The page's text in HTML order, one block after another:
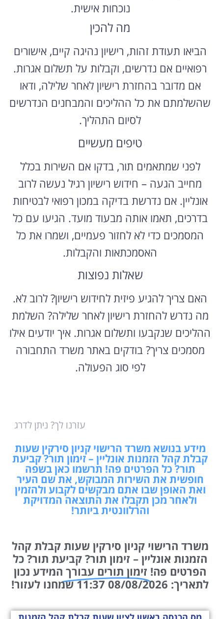
נוכחות אישית.
מה להכין
הביאו תעודת זהות, רישיון נהיגה קיים, אישורים
רפואיים אם נדרשים, וקבלות על תשלום אגרות.
אם מדובר בהחזרת רישיון לאחר שלילה, ודאו
שהשלמתם את כל ההליכים והמבחנים הנדרשים
לסיום התהליך.
טיפים מעשיים
לפני שמתאמים תור, בדקו אם השירות בכלל
מחייב הגעה – חידוש רישיון רגיל נעשה לרוב
אונליין. אם נדרשת בדיקה במכון רפואי לבטיחות
בדרכים, תאמו אותה מבעוד מועד. הגיעו עם כל
המסמכים כדי לא לחזור פעמיים, ושמרו את כל
האסמכתאות והקבלות.
שאלות נפוצות
האם צריך להגיע פיזית לחידוש רישיון? לרוב לא.
מה נדרש להחזרת רישיון לאחר שלילה? השלמת
ההליכים שנקבעו ותשלום אגרות. איך יודעים אילו
מסמכים צריך? בודקים באתר משרד התחבורה
לפי סוג הפעולה.
עזרנו לך? ניתן לדרג
מידע בנושא משרד הרישוי קניון סירקין שעות
קבלת קהל הזמנות אונליין – זימון תור? קביעת
תור? כל הפרטים פה! תרשמו כאן בשפה
חופשית את השירות המבוקש, את שם העיר
ואת האופן שבו אתם מבקשים לקבוע ולהזמין
ולאחר מכן תקבלו את התוצאה המדויקת
והרלוונטית ביותר!
משרד הרישוי קניון סירקין שעות קבלת קהל
הזמנות אונליין – זימון תור? קביעת תור? כל
הפרטים פה! זימון תורים עבורך המידע נכון
לתאריך: 08/08/2026 11:37 שמחנו לעזור!